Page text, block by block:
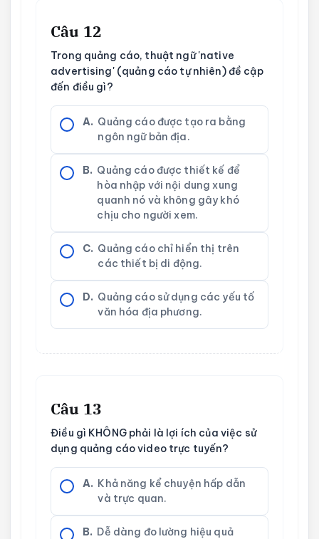
Câu 12
Trong quảng cáo, thuật ngữ 'native
advertising' (quảng cáo tự nhiên) đề cập
đến điều gì?
A. Quảng cáo được tạo ra bằng
ngôn ngữ bản địa.
B. Quảng cáo được thiết kế để
hòa nhập với nội dung xung
quanh nó và không gây khó
chịu cho người xem.
C. Quảng cáo chỉ hiển thị trên
các thiết bị di động.
D. Quảng cáo sử dụng các yếu tố
văn hóa địa phương.
Câu 13
Điều gì KHÔNG phải là lợi ích của việc sử
dụng quảng cáo video trực tuyến?
A. Khả năng kể chuyện hấp dẫn
và trực quan.
B. Dễ dàng đo lường hiệu quả